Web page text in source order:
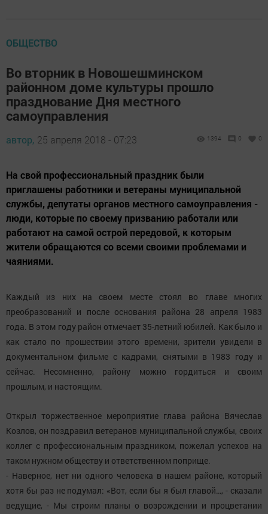
ОБЩЕСТВО
Во вторник в Новошешминском
районном доме культуры прошло
празднование Дня местного
самоуправления
автор, 25 апреля 2018 - 07:23 1394 0 0
На свой профессиональный праздник были
приглашены работники и ветераны муниципальной
службы, депутаты органов местного самоуправления -
люди, которые по своему призванию работали или
работают на самой острой передовой, к которым
жители обращаются со всеми своими проблемами и
чаяниями.
Каждый из них на своем месте стоял во главе многих
преобразований и после основания района 28 апреля 1983
года. В этом году район отмечает 35-летний юбилей. Как было и
как стало по прошествии этого времени, зрители увидели в
документальном фильме с кадрами, снятыми в 1983 году и
сейчас. Несомненно, району можно гордиться и своим
прошлым, и настоящим.
Открыл торжественное мероприятие глава района Вячеслав
Козлов, он поздравил ветеранов муниципальной службы, своих
коллег с профессиональным праздником, пожелал успехов на
таком нужном обществу и ответственном поприще.
- Наверное, нет ни одного человека в нашем районе, который
хотя бы раз не подумал: «Вот, если бы я был главой…, - сказали
ведущие, - Мы строим планы о возрождении и процветании